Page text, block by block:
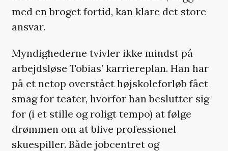
med en broget fortid, kan klare det store
ansvar.
Myndighederne tvivler ikke mindst på
arbejdsløse Tobias’ karriereplan. Han har
på et netop overstået højskoleforløb fået
smag for teater, hvorfor han beslutter sig
for (i et stille og roligt tempo) at følge
drømmen om at blive professionel
skuespiller. Både jobcentret og